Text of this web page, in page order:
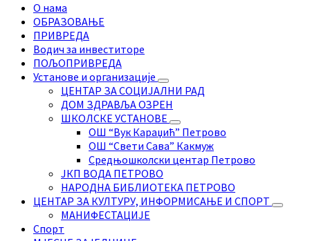
О нама
ОБРАЗОВАЊЕ
ПРИВРЕДА
Водич за инвеститоре
ПОЉОПРИВРЕДА
Установе и организације
ЦЕНТАР ЗА СОЦИЈАЛНИ РАД
ДОМ ЗДРАВЉА ОЗРЕН
ШКОЛСКЕ УСТАНОВЕ
ОШ “Вук Караџић” Петрово
ОШ “Свети Сава” Какмуж
Средњошколски центар Петрово
ЈКП ВОДА ПЕТРОВО
НАРОДНА БИБЛИОТЕКА ПЕТРОВО
ЦЕНТАР ЗА КУЛТУРУ, ИНФОРМИСАЊЕ И СПОРТ
МАНИФЕСТАЦИЈЕ
Спорт